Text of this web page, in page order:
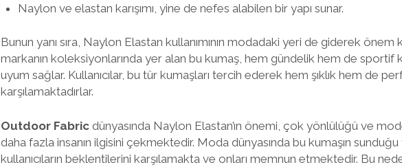
Naylon ve elastan karışımı, yine de nefes alabilen bir yapı sunar.
Bunun yanı sıra, Naylon Elastan kullanımının modadaki yeri de giderek
markanın koleksiyonlarında yer alan bu kumaş, hem gündelik hem de sportif
uyum sağlar. Kullanıcılar, bu tür kumaşları tercih ederek hem şıklık hem de
karşılamaktadırlar.
Outdoor Fabricdünyasında Naylon Elastan’ın önemi, çok yönlülüğü ve
daha fazla insanın ilgisini çekmektedir. Moda dünyasında bu kumaşın
kullanıcıların beklentilerini karşılamakta ve onları memnun etmektedir. Bu